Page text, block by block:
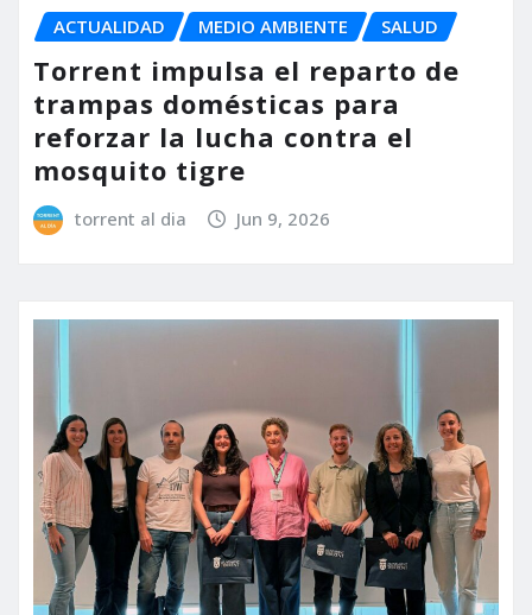
ACTUALIDAD MEDIO AMBIENTE SALUD
Torrent impulsa el reparto de
trampas domésticas para
reforzar la lucha contra el
mosquito tigre
torrent al dia Jun 9, 2026